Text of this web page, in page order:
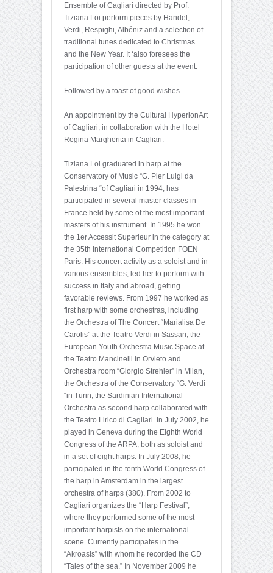
Ensemble of Cagliari directed by Prof.
Tiziana Loi perform pieces by Handel,
Verdi, Respighi, Albéniz and a selection of
traditional tunes dedicated to Christmas
and the New Year. It ‘also foresees the
participation of other guests at the event.
Followed by a toast of good wishes.
An appointment by the Cultural HyperionArt
of Cagliari, in collaboration with the Hotel
Regina Margherita in Cagliari.
Tiziana Loi graduated in harp at the
Conservatory of Music “G. Pier Luigi da
Palestrina “of Cagliari in 1994, has
participated in several master classes in
France held by some of the most important
masters of his instrument. In 1995 he won
the 1er Accessit Superieur in the category at
the 35th International Competition FOEN
Paris. His concert activity as a soloist and in
various ensembles, led her to perform with
success in Italy and abroad, getting
favorable reviews. From 1997 he worked as
first harp with some orchestras, including
the Orchestra of The Concert “Marialisa De
Carolis” at the Teatro Verdi in Sassari, the
European Youth Orchestra Music Space at
the Teatro Mancinelli in Orvieto and
Orchestra room “Giorgio Strehler” in Milan,
the Orchestra of the Conservatory “G. Verdi
“in Turin, the Sardinian International
Orchestra as second harp collaborated with
the Teatro Lirico di Cagliari. In July 2002, he
played in Geneva during the Eighth World
Congress of the ARPA, both as soloist and
in a set of eight harps. In July 2008, he
participated in the tenth World Congress of
the harp in Amsterdam in the largest
orchestra of harps (380). From 2002 to
Cagliari organizes the “Harp Festival”,
where they performed some of the most
important harpists on the international
scene. Currently participates in the
“Akroasis” with whom he recorded the CD
“Tales of the sea.” In November 2009 he